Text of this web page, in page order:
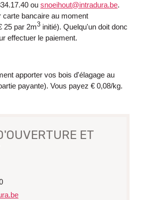
ou snoeihout@intradura.be.
carte bancaire au moment
25 par 2m3 initié). Quelqu'un doit donc
effectuer le paiement.
apporter vos bois d'élagage au
payante). Vous payez € 0,08/kg.
ET